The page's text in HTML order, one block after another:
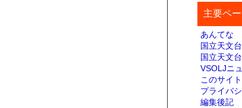
主要ペ
あんてな
国立天文
国立天文
VSOLJニ
このサイ
プライバ
編集後記